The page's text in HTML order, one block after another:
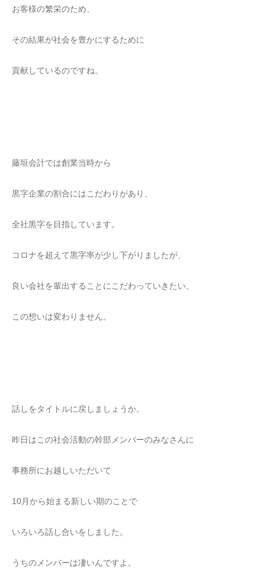
お客様の繁栄のため、
その結果が社会を豊かにするために
貢献しているのですね。
藤垣会計では創業当時から
黒字企業の割合にはこだわりがあり、
全社黒字を目指しています。
コロナを超えて黒字率が少し下がりましたが、
良い会社を輩出することにこだわっていきたい、
この想いは変わりません。
話しをタイトルに戻しましょうか。
昨日はこの社会活動の幹部メンバーのみなさんに
事務所にお越しいただいて
10月から始まる新しい期のことで
いろいろ話し合いをしました。
うちのメンバーは凄いんですよ。